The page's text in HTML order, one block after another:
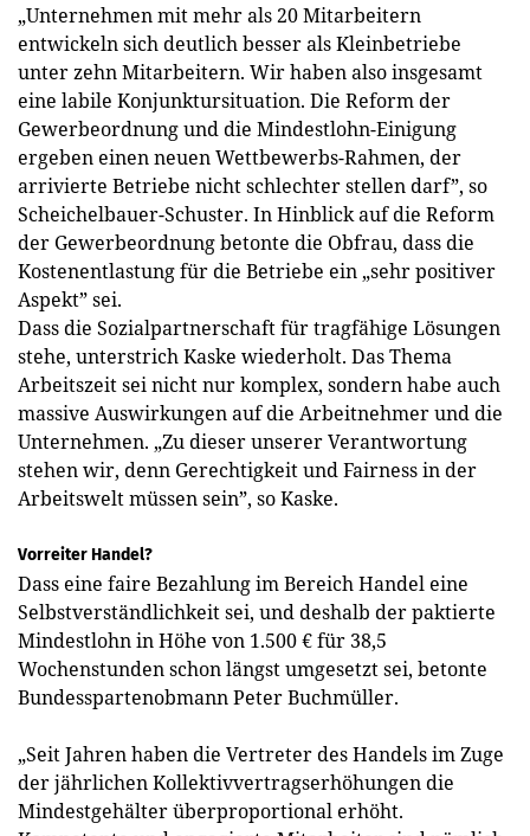
„Unternehmen mit mehr als 20 Mitarbeitern
entwickeln sich deutlich besser als Kleinbetriebe
unter zehn Mitarbeitern. Wir haben also insgesamt
eine labile Konjunktursituation. Die Reform der
Gewerbeordnung und die Mindestlohn-Einigung
ergeben einen neuen Wettbewerbs-Rahmen, der
arrivierte Betriebe nicht schlechter stellen darf”, so
Scheichelbauer-Schuster. In Hinblick auf die Reform
der Gewerbeordnung betonte die Obfrau, dass die
Kostenentlastung für die Betriebe ein „sehr positiver
Aspekt” sei.
Dass die Sozialpartnerschaft für tragfähige Lösungen
stehe, unterstrich Kaske wiederholt. Das Thema
Arbeitszeit sei nicht nur komplex, sondern habe auch
massive Auswirkungen auf die Arbeitnehmer und die
Unternehmen. „Zu dieser unserer Verantwortung
stehen wir, denn Gerechtigkeit und Fairness in der
Arbeitswelt müssen sein”, so Kaske.
Vorreiter Handel?
Dass eine faire Bezahlung im Bereich Handel eine
Selbstverständlichkeit sei, und deshalb der paktierte
Mindestlohn in Höhe von 1.500 € für 38,5
Wochenstunden schon längst umgesetzt sei, betonte
Bundes­spartenobmann Peter Buchmüller.
„Seit Jahren haben die Vertreter des Handels im Zuge
der jährlichen Kollektivvertragserhöhungen die
Mindestgehälter überproportional erhöht.